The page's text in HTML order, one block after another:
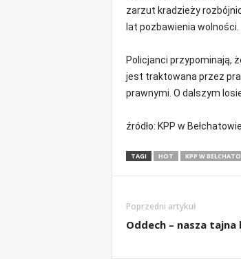
zarzut kradzieży
lat pozbawienia wolności.
Policjanci przypominają,
jest traktowana przez
prawnymi. O dalszym
źródło: KPP w
TAGI HOT KPP W
Poprzedni artykuł
Oddech – nasza